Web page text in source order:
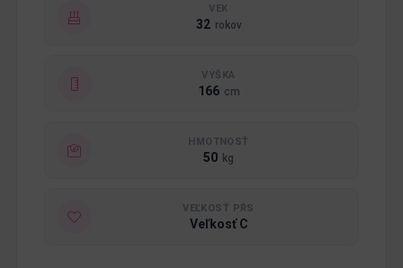
VEK
32 rokov
VÝŠKA
166 cm
HMOTNOSŤ
50 kg
VEĽKOSŤ PŔS
Veľkosť C